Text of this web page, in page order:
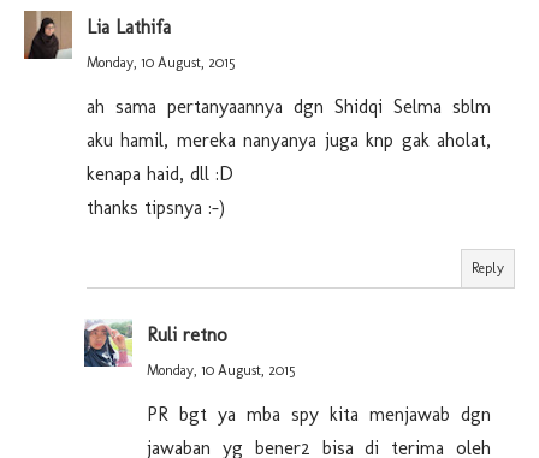
Lia Lathifa
Monday, 10 August, 2015
ah sama pertanyaannya dgn Shidqi Selma sblm
aku hamil, mereka nanyanya juga knp gak aholat,
kenapa haid, dll :D
thanks tipsnya :-)
Reply
Ruli retno
Monday, 10 August, 2015
PR bgt ya mba spy kita menjawab dgn
jawaban yg bener2 bisa di terima oleh